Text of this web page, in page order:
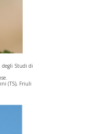
degli Studi di
(TS), Friuli